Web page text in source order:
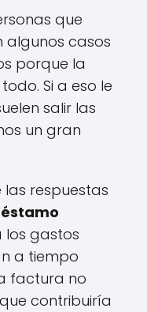
que
algunos casos
porque la
Si a eso le
salir las
un gran
respuestas
los gastos
a tiempo
factura no
contribuiría